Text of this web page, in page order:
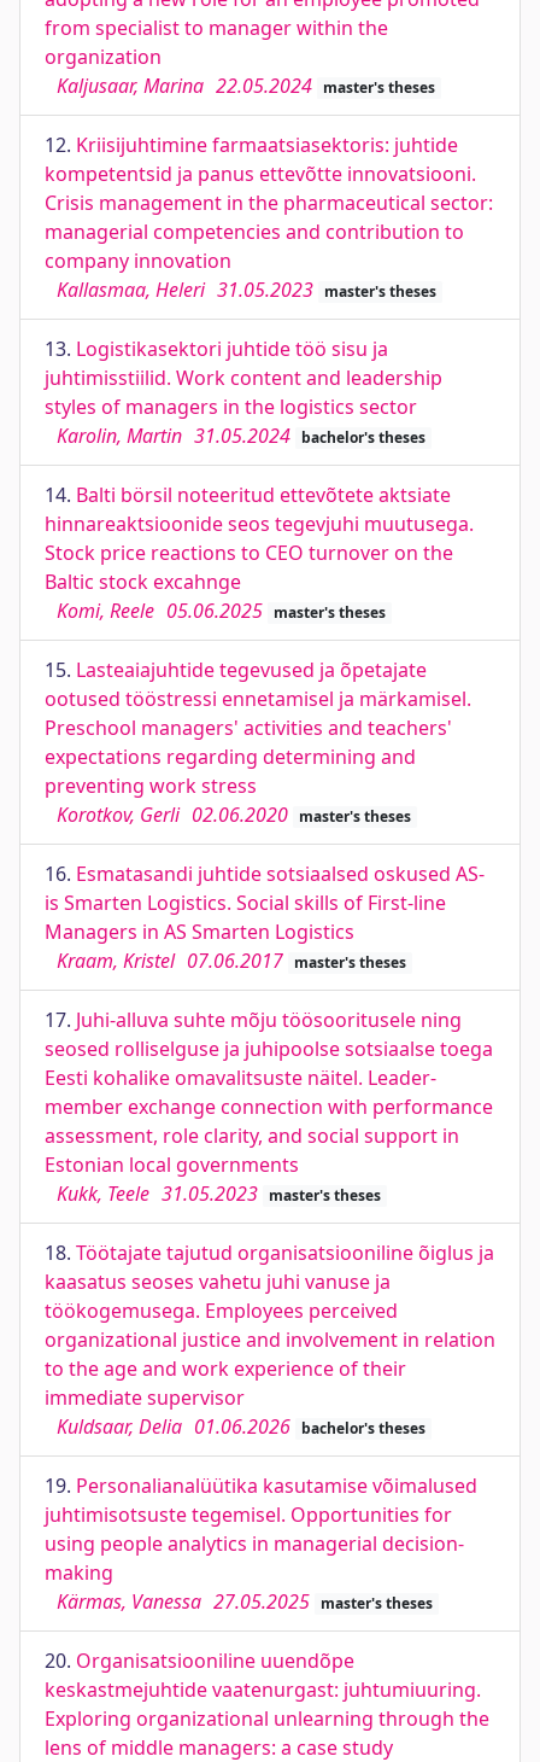
from specialist to manager within the
organization
Kaljusaar, Marina 22.05.2024 master's theses
12. Kriisijuhtimine farmaatsiasektoris: juhtide
kompetentsid ja panus ettevõtte innovatsiooni.
Crisis management in the pharmaceutical sector:
managerial competencies and contribution to
company innovation
Kallasmaa, Heleri 31.05.2023 master's theses
13. Logistikasektori juhtide töö sisu ja
juhtimisstiilid. Work content and leadership
styles of managers in the logistics sector
Karolin, Martin 31.05.2024 bachelor's theses
14. Balti börsil noteeritud ettevõtete aktsiate
hinnareaktsioonide seos tegevjuhi muutusega.
Stock price reactions to CEO turnover on the
Baltic stock excahnge
Komi, Reele 05.06.2025 master's theses
15. Lasteaiajuhtide tegevused ja õpetajate
ootused tööstressi ennetamisel ja märkamisel.
Preschool managers' activities and teachers'
expectations regarding determining and
preventing work stress
Korotkov, Gerli 02.06.2020 master's theses
16. Esmatasandi juhtide sotsiaalsed oskused AS-
is Smarten Logistics. Social skills of First-line
Managers in AS Smarten Logistics
Kraam, Kristel 07.06.2017 master's theses
17. Juhi-alluva suhte mõju töösooritusele ning
seosed rolliselguse ja juhipoolse sotsiaalse toega
Eesti kohalike omavalitsuste näitel. Leader-
member exchange connection with performance
assessment, role clarity, and social support in
Estonian local governments
Kukk, Teele 31.05.2023 master's theses
18. Töötajate tajutud organisatsiooniline õiglus ja
kaasatus seoses vahetu juhi vanuse ja
töökogemusega. Employees perceived
organizational justice and involvement in relation
to the age and work experience of their
immediate supervisor
Kuldsaar, Delia 01.06.2026 bachelor's theses
19. Personalianalüütika kasutamise võimalused
juhtimisotsuste tegemisel. Opportunities for
using people analytics in managerial decision-
making
Kärmas, Vanessa 27.05.2025 master's theses
20. Organisatsiooniline uuendõpe
keskastmejuhtide vaatenurgast: juhtumiuuring.
Exploring organizational unlearning through the
lens of middle managers: a case study